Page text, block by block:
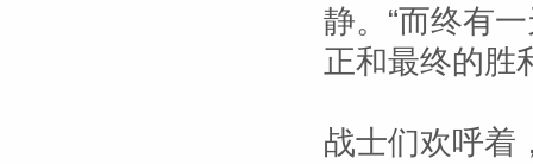
静。“而终有
正和最终的胜
战士们欢呼着